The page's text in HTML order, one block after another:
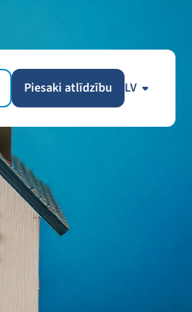
Piesaki atlīdzību LV